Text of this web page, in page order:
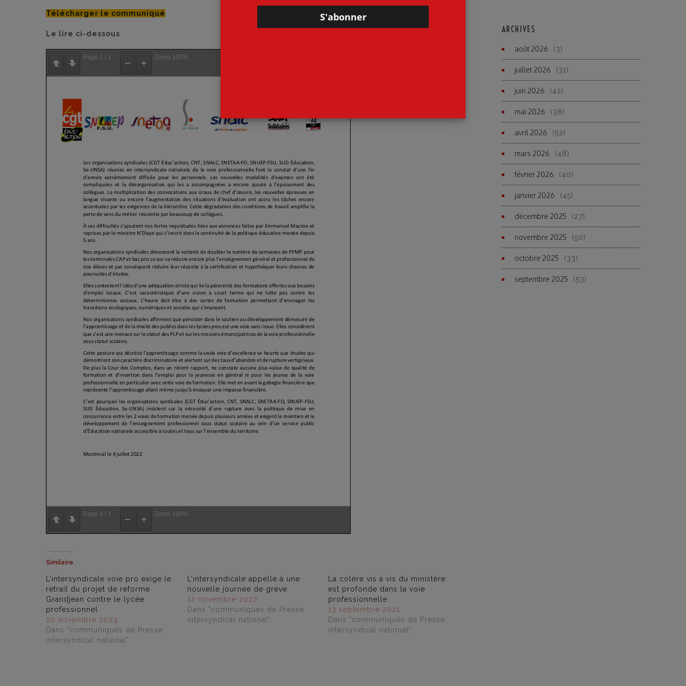
Télécharger le communiqué
Le lire ci-dessous
Page 1 / 1 Zoom 100%
Page 1 / 1 Zoom 100%
Similaire
L’intersyndicale voie pro exige le
retrait du projet de réforme
Grandjean contre le lycée
professionnel
20 novembre 2023
Dans "communiqués de Presse
intersyndical national"
L’intersyndicale appelle à une
nouvelle journée de grève
12 novembre 2022
Dans "communiqués de Presse
intersyndical national"
La colère vis à vis du ministère
est profonde dans la voie
professionnelle.
13 septembre 2021
Dans "communiqués de Presse
intersyndical national"
ARCHIVES
août 2026 (3)
juillet 2026 (31)
juin 2026 (42)
mai 2026 (38)
avril 2026 (52)
mars 2026 (48)
février 2026 (40)
janvier 2026 (45)
décembre 2025 (27)
novembre 2025 (50)
octobre 2025 (33)
septembre 2025 (53)